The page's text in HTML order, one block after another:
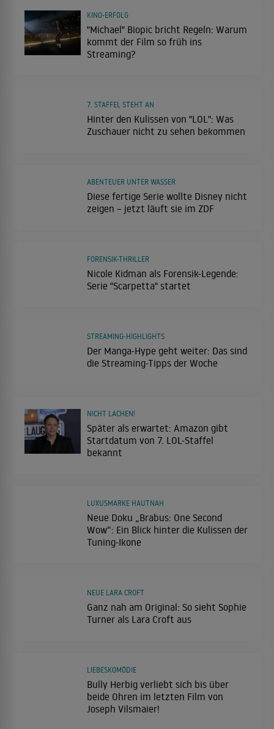
"Michael" Biopic bricht Regeln: Warum
kommt der Film so früh ins
Streaming?
KINO-ERFOLG
Hinter den Kulissen von "LOL": Was
Zuschauer nicht zu sehen bekommen
7. STAFFEL STEHT AN
Diese fertige Serie wollte Disney nicht
zeigen – jetzt läuft sie im ZDF
ABENTEUER UNTER WASSER
Nicole Kidman als Forensik-Legende:
Serie "Scarpetta" startet
FORENSIK-THRILLER
Der Manga-Hype geht weiter: Das sind
die Streaming-Tipps der Woche
STREAMING-HIGHLIGHTS
Später als erwartet: Amazon gibt
Startdatum von 7. LOL-Staffel
bekannt
NICHT LACHEN!
Neue Doku „Brabus: One Second
Wow“: Ein Blick hinter die Kulissen der
Tuning-Ikone
LUXUSMARKE HAUTNAH
Ganz nah am Original: So sieht Sophie
Turner als Lara Croft aus
NEUE LARA CROFT
Bully Herbig verliebt sich bis über
beide Ohren im letzten Film von
Joseph Vilsmaier!
LIEBESKOMÖDIE